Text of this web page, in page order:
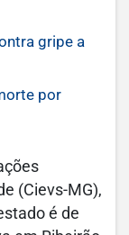
gripe a
por
(Cievs-MG),
é de